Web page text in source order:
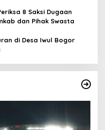
8 Saksi Dugaan
dan Pihak Swasta
di Desa Iwul Bogor